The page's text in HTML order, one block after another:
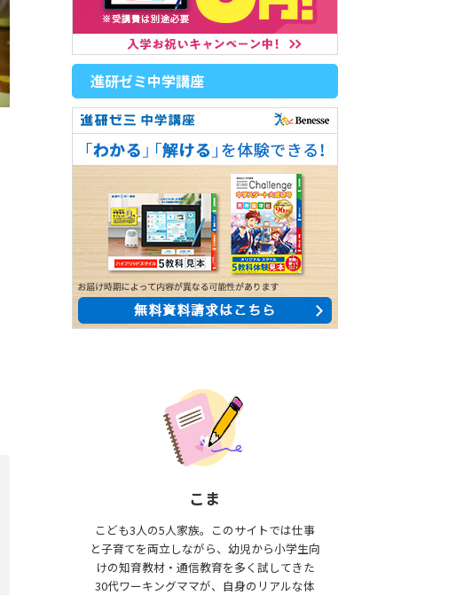
進研ゼミ中学講座
こま
こども3人の5人家族。このサイトでは仕事
と子育てを両立しながら、幼児から小学生向
けの知育教材・通信教育を多く試してきた
30代ワーキングママが、自身のリアルな体